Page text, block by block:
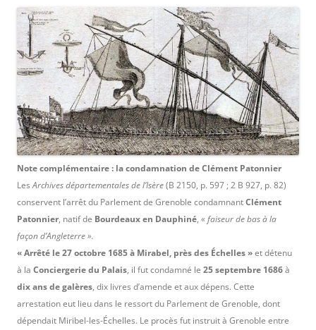
Note complémentaire : la condamnation de Clément Patonnier
LesArchives départementales de l’Isère(B 2150, p. 597 ; 2 B 927, p. 82)
conservent l’arrêt du Parlement de Grenoble condamnantClément
Patonnier, natif de Bourdeaux en Dauphiné, «faiseur de bas à la
façon d’Angleterre ».
« Arrêté le 27 octobre 1685 à Mirabel, près des Échelles »et détenu
à la Conciergerie du Palais, il fut condamné le 25 septembre 1686à
dix ans de galères, dix livres d’amende et aux dépens. Cette
arrestation eut lieu dans le ressort du Parlement de Grenoble, dont
dépendait Miribel-les-Échelles. Le procès fut instruit à Grenoble entre